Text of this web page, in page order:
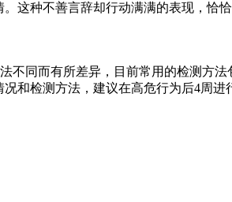
这种不善言辞却行动满满的表现，恰
不同而有所差异，目前常用的检测方
和检测方法，建议在高危行为后4周